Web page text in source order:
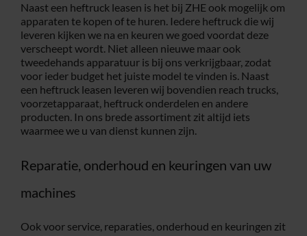
Naast een heftruck leasen is het bij ZHE ook mogelijk om
apparaten te kopen of te huren. Iedere heftruck die wij
leveren kijken we na en keuren we goed voordat deze
verscheept wordt. Niet alleen nieuwe maar ook
tweedehands apparatuur is bij ons verkrijgbaar, zodat
voor ieder budget het juiste model te vinden is. Naast
een heftruck leasen leveren wij bovendien reach trucks,
voorzetapparaat, heftruck onderdelen en andere
producten. In ons brede assortiment zit altijd iets
waarmee we u van dienst kunnen zijn.
Reparatie, onderhoud en keuringen van uw
machines
Ook voor service, reparaties, onderhoud en keuringen zit